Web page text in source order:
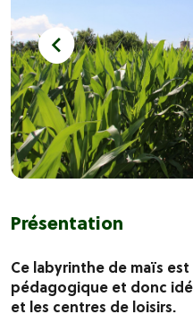
Présentation
Ce labyrinthe de maïs
pédagogique et donc
et les centres de loisirs.